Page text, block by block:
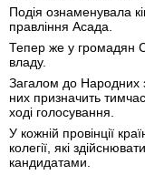
Подія ознаменувала
правління Асада.
Тепер же у громадян
владу.
Загалом до Народних
них призначить
ході голосування.
У кожній провінції
колегії, які
кандидатами.